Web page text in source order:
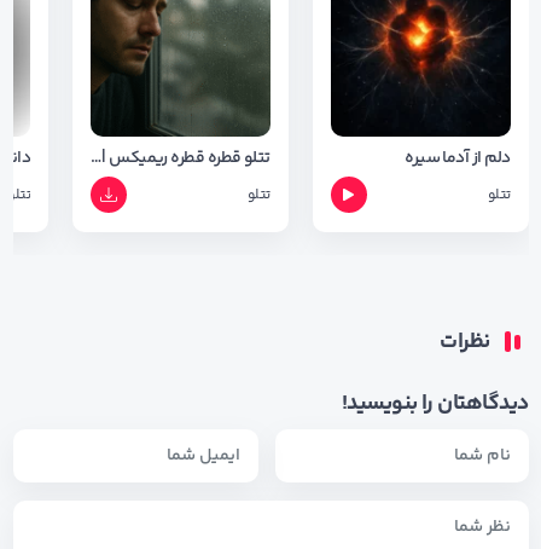
دلم از آدما سیره
تتلو
تتلو قطره قطره ریمیکس | Tataloo Qatre Qatre Remix
تتلو تتلو
نظرات
دیدگاهتان را بنویسید!